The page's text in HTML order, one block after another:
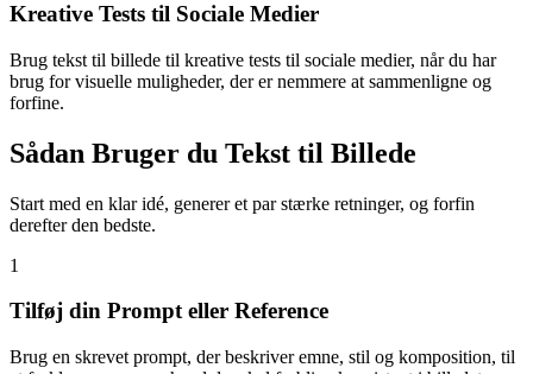
Kreative Tests til Sociale Medier
Brug tekst til billede til kreative tests til sociale medier, når du har
brug for visuelle muligheder, der er nemmere at sammenligne og
forfine.
Sådan Bruger du Tekst til Billede
Start med en klar idé, generer et par stærke retninger, og forfin
derefter den bedste.
1
Tilføj din Prompt eller Reference
Brug en skrevet prompt, der beskriver emne, stil og komposition, til